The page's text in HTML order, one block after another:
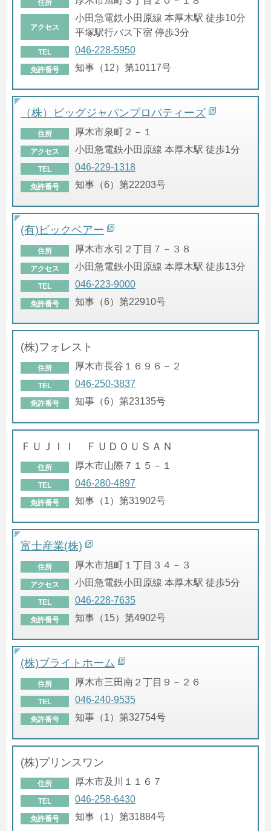
住所
アクセス
小田急電鉄小田原線 本厚木駅 徒歩10分
平塚駅行バス下宿 停歩3分
TEL 046-228-5950
免許番号 知事（12）第10117号
（株）ビッグジャパンプロパティーズ
住所 厚木市泉町２－１
アクセス 小田急電鉄小田原線 本厚木駅 徒歩1分
TEL 046-229-1318
免許番号 知事（6）第22203号
(有)ビックベアー
住所 厚木市水引２丁目７－３８
アクセス 小田急電鉄小田原線 本厚木駅 徒歩13分
TEL 046-223-9000
免許番号 知事（6）第22910号
(株)フォレスト
住所 厚木市長谷１６９６－２
TEL 046-250-3837
免許番号 知事（6）第23135号
ＦＵＪＩＩ ＦＵＤＯＵＳＡＮ
住所 厚木市山際７１５－１
TEL 046-280-4897
免許番号 知事（1）第31902号
富士産業(株)
住所 厚木市旭町１丁目３４－３
アクセス 小田急電鉄小田原線 本厚木駅 徒歩5分
TEL 046-228-7635
免許番号 知事（15）第4902号
(株)ブライトホーム
住所 厚木市三田南２丁目９－２６
TEL 046-240-9535
免許番号 知事（1）第32754号
(株)プリンスワン
住所 厚木市及川１１６７
TEL 046-258-6430
免許番号 知事（1）第31884号